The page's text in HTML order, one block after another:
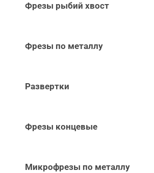
Фрезы рыбий хвост
Фрезы по металлу
Развертки
Фрезы концевые
Микрофрезы по металлу